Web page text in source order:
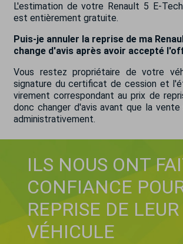
L'estimation de votre Renault 5 E-
est entièrement gratuite.
Puis-je annuler la reprise de ma
change d'avis après avoir accepté
Vous restez propriétaire de votre
signature du certificat de cession et
virement correspondant au prix de
donc changer d'avis avant que la
administrativement.
ILS NOUS ONT
CONFIANCE
REPRISE DE LEUR
VÉHICULE